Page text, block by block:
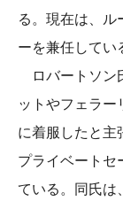
る。現在は、ル
ーを兼任してい
ロバートソン
ットやフェラー
に着服したと主
プライベートセ
ている。同氏は